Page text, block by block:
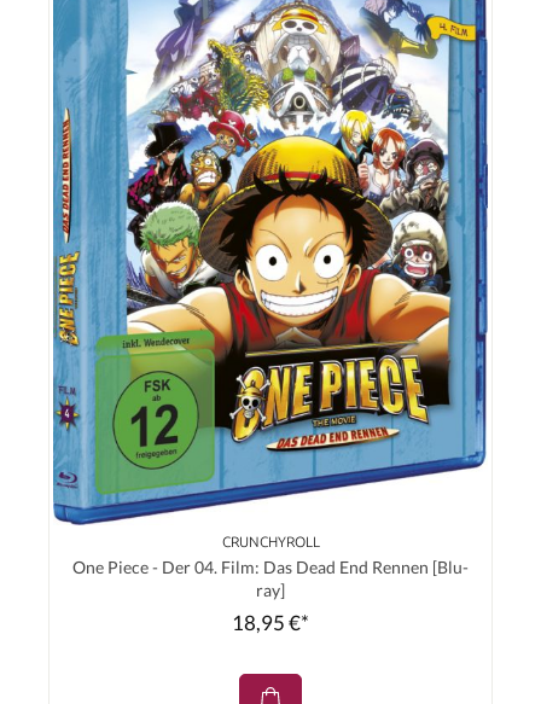
CRUNCHYROLL
One Piece - Der 04. Film: Das Dead End Rennen [Blu-
ray]
18,95 €*